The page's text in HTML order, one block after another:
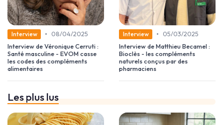
Interview •
08/04/2025
Interview de Véronique Cerruti :
Santé masculine - EVOM casse
les codes des compléments
alimentaires
Interview •
05/03/2025
Interview de Matthieu Becamel :
Bioclès - les compléments
naturels conçus par des
pharmaciens
Les plus lus